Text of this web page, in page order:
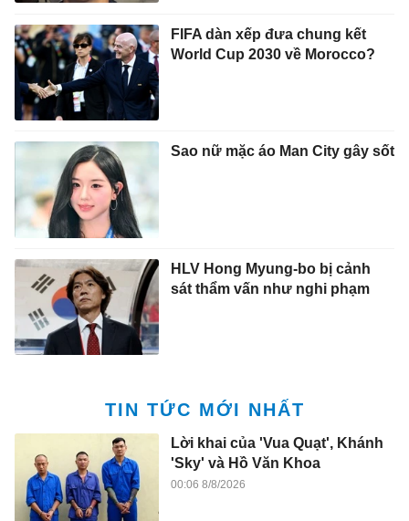
FIFA dàn xếp đưa chung kết
World Cup 2030 về Morocco?
Sao nữ mặc áo Man City gây sốt
HLV Hong Myung-bo bị cảnh
sát thẩm vấn như nghi phạm
TIN TỨC MỚI NHẤT
Lời khai của 'Vua Quạt', Khánh
'Sky' và Hồ Văn Khoa
00:06 8/8/2026